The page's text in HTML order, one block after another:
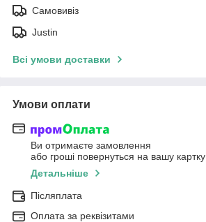
Самовивіз
Justin
Всі умови доставки
Умови оплати
Ви отримаєте замовлення
або гроші повернуться на вашу картку
Детальніше
Післяплата
Оплата за реквізитами